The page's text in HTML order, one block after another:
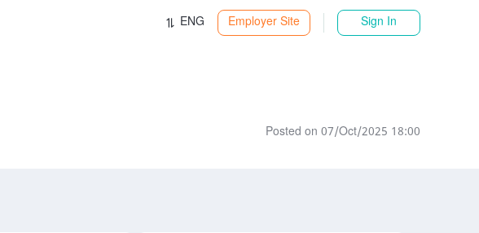
ENG Employer Site Sign In
Posted on 07/Oct/2025 18:00